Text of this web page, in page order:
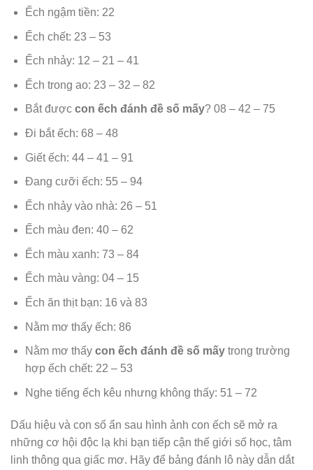
Ếch ngậm tiền: 22
Ếch chết: 23 – 53
Ếch nhảy: 12 – 21 – 41
Ếch trong ao: 23 – 32 – 82
Bắt được con ếch đánh đề số mấy? 08 – 42 – 75
Đi bắt ếch: 68 – 48
Giết ếch: 44 – 41 – 91
Đang cưỡi ếch: 55 – 94
Ếch nhảy vào nhà: 26 – 51
Ếch màu đen: 40 – 62
Ếch màu xanh: 73 – 84
Ếch màu vàng: 04 – 15
Ếch ăn thịt bạn: 16 và 83
Nằm mơ thấy ếch: 86
Nằm mơ thấy con ếch đánh đề số mấytrong trường
hợp ếch chết: 22 – 53
Nghe tiếng ếch kêu nhưng không thấy: 51 – 72
Dấu hiệu và con số ẩn sau hình ảnh con ếch sẽ mở ra
những cơ hội độc lạ khi bạn tiếp cận thế giới số học, tâm
linh thông qua giấc mơ. Hãy để bảng đánh lô này dẫn dắt